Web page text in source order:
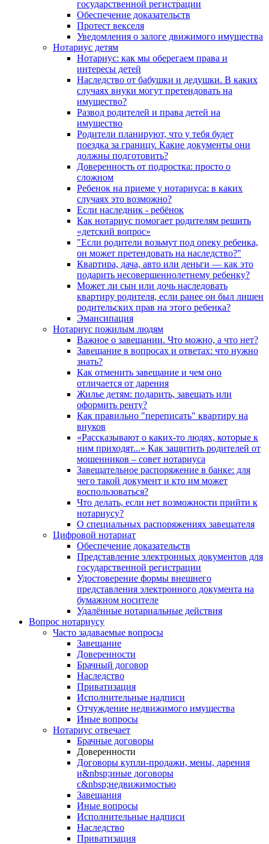
государственной регистрации
Обеспечение доказательств
Протест векселя
Уведомления о залоге движимого имущества
Нотариус детям
Нотариус: как мы оберегаем права и
интересы детей
Наследство от бабушки и дедушки. В каких
случаях внуки могут претендовать на
имущество?
Развод родителей и права детей на
имущество
Родители планируют, что у тебя будет
поездка за границу. Какие документы они
должны подготовить?
Доверенность от подростка: просто о
сложном
Ребенок на приеме у нотариуса: в каких
случаях это возможно?
Если наследник - ребёнок
Как нотариус помогает родителям решить
«детский вопрос»
"Если родители возьмут под опеку ребенка,
он может претендовать на наследство?"
Квартира, дача, авто или деньги — как это
подарить несовершеннолетнему ребенку?
Может ли сын или дочь наследовать
квартиру родителя, если ранее он был лишен
родительских прав на этого ребенка?
Эмансипация
Нотариус пожилым людям
Важное о завещании. Что можно, а что нет?
Завещание в вопросах и ответах: что нужно
знать?
Как отменить завещание и чем оно
отличается от дарения
Жилье детям: подарить, завещать или
оформить ренту?
Как правильно "переписать" квартиру на
внуков
«Рассказывают о каких-то людях, которые к
ним приходят...» Как защитить родителей от
мошенников – совет нотариуса
Завещательное распоряжение в банке: для
чего такой документ и кто им может
воспользоваться?
Что делать, если нет возможности прийти к
нотариусу?
О специальных распоряжениях завещателя
Цифровой нотариат
Обеспечение доказательств
Представление электронных документов для
государственной регистрации
Удостоверение формы внешнего
представления электронного документа на
бумажном носителе
Удалённые нотариальные действия
Вопрос нотариусу
Часто задаваемые вопросы
Завещание
Доверенности
Брачный договор
Наследство
Приватизация
Исполнительные надписи
Отчуждение недвижимого имущества
Иные вопросы
Нотариус отвечает
Брачные договоры
Доверенности
Договоры купли-продажи, мены, дарения
и&nbsp;иные договоры
с&nbsp;недвижимостью
Завещания
Иные вопросы
Исполнительные надписи
Наследство
Приватизация